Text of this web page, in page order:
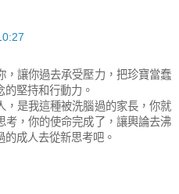
，讓你過去承受壓力，把珍寶當蠢
堅持和行動力。
，是我這種被洗腦過的家長，你就
考，你的使命完成了，讓輿論去沸
成人去從新思考吧。